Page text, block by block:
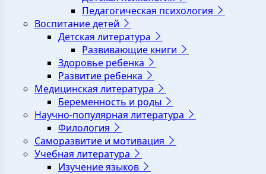
Педагогическая психология
Воспитание детей
Детская литература
Развивающие книги
Здоровье ребенка
Развитие ребенка
Медицинская литература
Беременность и роды
Научно-популярная литература
Филология
Саморазвитие и мотивация
Учебная литература
Изучение языков